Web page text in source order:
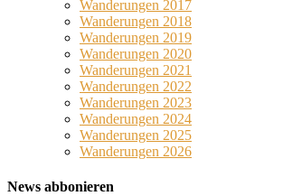
Wanderungen 2017
Wanderungen 2018
Wanderungen 2019
Wanderungen 2020
Wanderungen 2021
Wanderungen 2022
Wanderungen 2023
Wanderungen 2024
Wanderungen 2025
Wanderungen 2026
News abbonieren